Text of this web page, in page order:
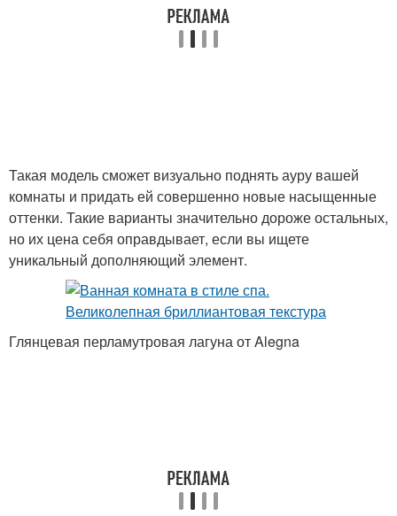
Такая модель сможет визуально поднять ауру вашей
комнаты и придать ей совершенно новые насыщенные
оттенки. Такие варианты значительно дороже остальных,
но их цена себя оправдывает, если вы ищете
уникальный дополняющий элемент.
Глянцевая перламутровая лагуна от Alegna